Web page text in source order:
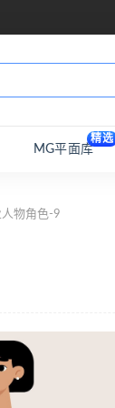
MG平面库
精选
物角色-9